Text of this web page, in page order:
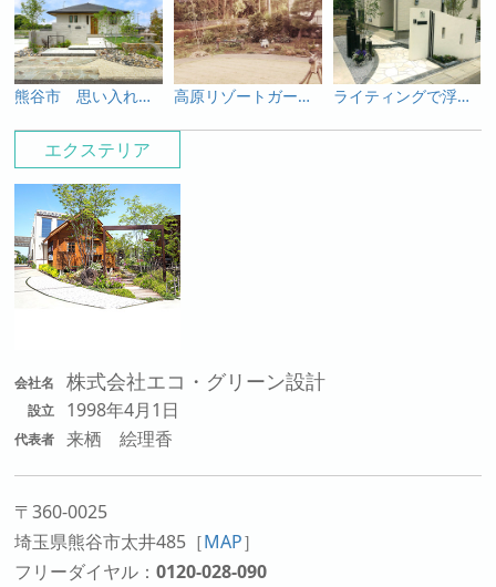
エクステリア
会社名 株式会社エコ・グリーン設計
設立 1998年4月1日
代表者 来栖 絵理香
〒360-0025
埼玉県熊谷市太井485 ［MAP］
フリーダイヤル：0120-028-090
熊谷市 思い入れある灯篭や石と新たな素材が生み出す緑あふれる趣のあるオープン外構 高原リゾートガーデン 涼やかに夏を楽しめるガーデンシンクつきのお庭 ライティングで浮かび上がる白い塗り壁と乱形石のアプローチが幻想的な外構